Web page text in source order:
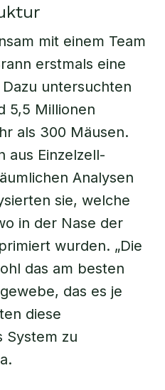
mit einem Team
erstmals eine
untersuchten
5,5 Millionen
als 300 Mäusen.
aus Einzelzell-
Analysen
sie, welche
in der Nase der
wurden. „Die
das am besten
das es je
diese
System zu